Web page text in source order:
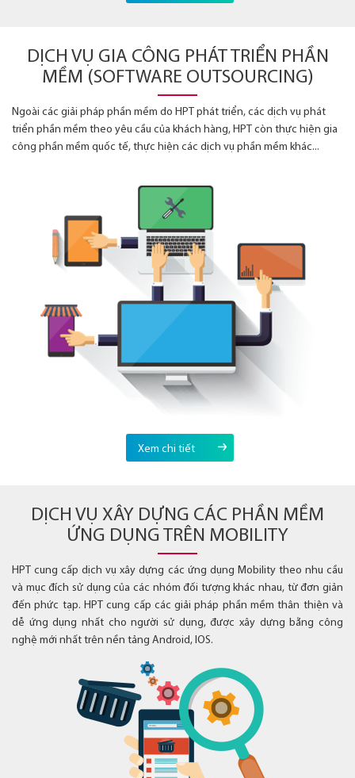
DỊCH VỤ GIA CÔNG PHÁT TRIỂN PHẦN
MỀM (SOFTWARE OUTSOURCING)
Ngoài các giải pháp phần mềm do HPT phát triển, các dịch vụ phát
triển phần mềm theo yêu cầu của khách hàng, HPT còn thực hiện gia
công phần mềm quốc tế, thực hiện các dịch vụ phần mềm khác...
Xem chi tiết
DỊCH VỤ XÂY DỰNG CÁC PHẦN MỀM
ỨNG DỤNG TRÊN MOBILITY
HPT cung cấp dịch vụ xây dựng các ứng dụng Mobility theo nhu cầu
và mục đích sử dụng của các nhóm đối tượng khác nhau, từ đơn giản
đến phức tạp. HPT cung cấp các giải pháp phần mềm thân thiện và
dễ ứng dụng nhất cho người sử dụng, được xây dựng bằng công
nghệ mới nhất trên nền tảng Android, IOS.